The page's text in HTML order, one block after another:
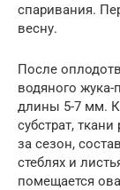
спаривания.
весну.
После
водяного
длины 5-7 мм.
субстрат,
за сезон,
стеблях и
помещается